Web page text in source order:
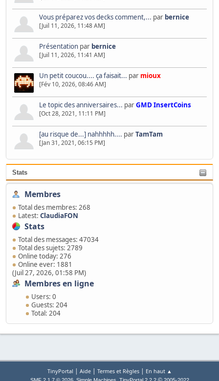
Vous préparez vos decks comment,... par bernice
[Juil 11, 2026, 11:48 AM]
Présentation par bernice
[Juil 11, 2026, 11:41 AM]
Un petit coucou.... ça faisait... par mioux
[Fév 10, 2026, 08:46 AM]
Le topic des anniversaires... parGMD InsertCoins
[Oct 28, 2021, 11:11 PM]
[au risque de...] nahhhhh.... parTamTam
[Jan 31, 2021, 06:15 PM]
Stats
Membres
Total des membres: 268
Latest: ClaudiaFON
Stats
Total des messages: 47034
Total des sujets: 2789
Online today: 276
Online ever: 1881
(Juil 27, 2026, 01:58 PM)
Membres en ligne
Users: 0
Guests: 204
Total: 204
TinyPortal | Aide| Termes et Règles| En haut ▲